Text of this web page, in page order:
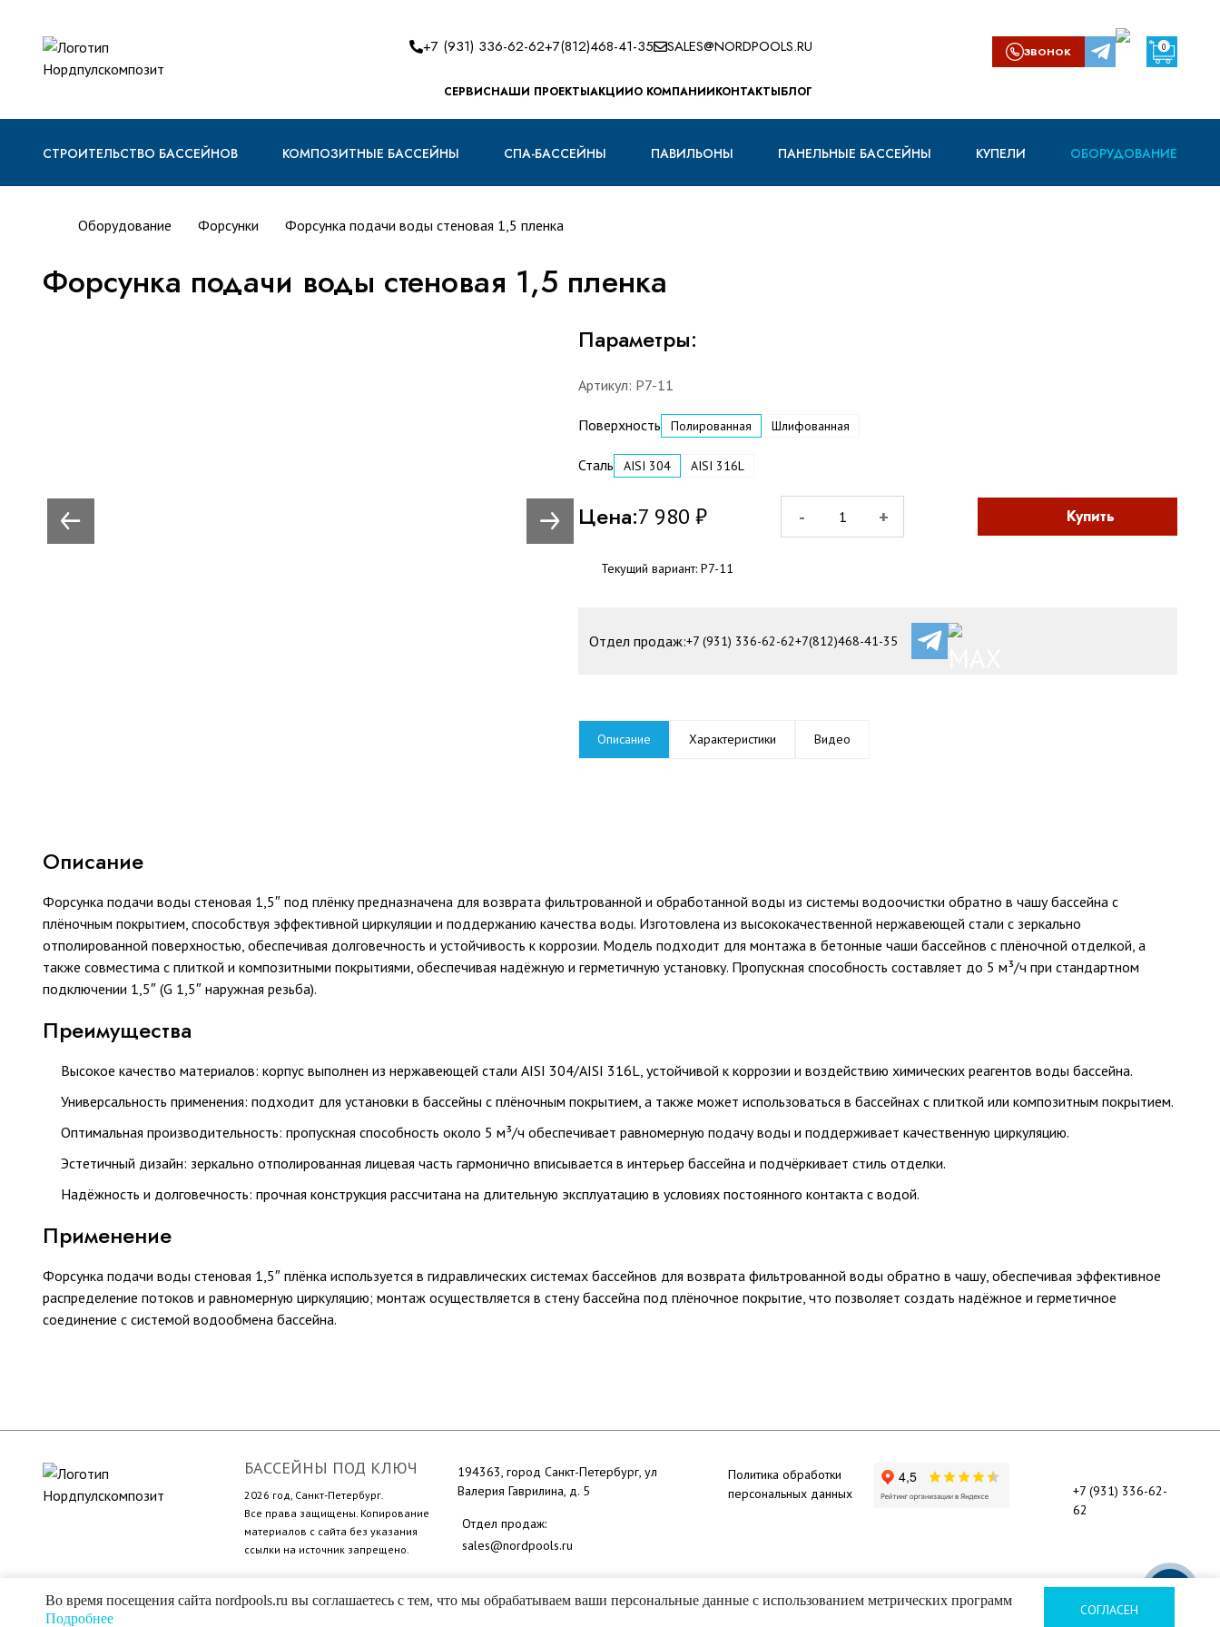
+7 (931) 336-62-62+7(812)468-41-35 SALES@NORDPOOLS.RU
CЕРВИСНАШИ ПРОЕКТЫАКЦИИО КОМПАНИИКОНТАКТЫБЛОГ
ЗВОНОК 0
СТРОИТЕЛЬСТВО БАССЕЙНОВ КОМПОЗИТНЫЕ БАССЕЙНЫ СПА-БАССЕЙНЫ ПАВИЛЬОНЫ ПАНЕЛЬНЫЕ БАССЕЙНЫ КУПЕЛИ ОБОРУДОВАНИЕ
Оборудование Форсунки Форсунка подачи воды стеновая 1,5 пленка
Форсунка подачи воды стеновая 1,5 пленка
Параметры:
Артикул: Р7-11
Поверхность Полированная Шлифованная
Сталь AISI 304 AISI 316L
Цена:7 980 ₽ - + Купить
Текущий вариант: Р7-11
Отдел продаж:+7 (931) 336-62-62+7(812)468-41-35
Описание Характеристики Видео
Описание
Форсунка подачи воды стеновая 1,5″ под плёнку предназначена для возврата фильтрованной и обработанной воды из системы водоочистки обратно в чашу бассейна с
плёночным покрытием, способствуя эффективной циркуляции и поддержанию качества воды. Изготовлена из высококачественной нержавеющей стали с зеркально
отполированной поверхностью, обеспечивая долговечность и устойчивость к коррозии. Модель подходит для монтажа в бетонные чаши бассейнов с плёночной отделкой, а
также совместима с плиткой и композитными покрытиями, обеспечивая надёжную и герметичную установку. Пропускная способность составляет до 5 м³/ч при стандартном
подключении 1,5″ (G 1,5″ наружная резьба).
Преимущества
Высокое качество материалов: корпус выполнен из нержавеющей стали AISI 304/AISI 316L, устойчивой к коррозии и воздействию химических реагентов воды бассейна.
Универсальность применения: подходит для установки в бассейны с плёночным покрытием, а также может использоваться в бассейнах с плиткой или композитным покрытием.
Оптимальная производительность: пропускная способность около 5 м³/ч обеспечивает равномерную подачу воды и поддерживает качественную циркуляцию.
Эстетичный дизайн: зеркально отполированная лицевая часть гармонично вписывается в интерьер бассейна и подчёркивает стиль отделки.
Надёжность и долговечность: прочная конструкция рассчитана на длительную эксплуатацию в условиях постоянного контакта с водой.
Применение
Форсунка подачи воды стеновая 1,5″ плёнка используется в гидравлических системах бассейнов для возврата фильтрованной воды обратно в чашу, обеспечивая эффективное
распределение потоков и равномерную циркуляцию; монтаж осуществляется в стену бассейна под плёночное покрытие, что позволяет создать надёжное и герметичное
соединение с системой водообмена бассейна.
БАССЕЙНЫ ПОД КЛЮЧ
2026 год, Санкт-Петербург.
Все права защищены. Копирование
материалов с сайта без указания
ссылки на источник запрещено.
194363, город Санкт-Петербург, ул
Валерия Гаврилина, д. 5
Отдел продаж:
sales@nordpools.ru
Политика обработки
персональных данных
+7 (931) 336-62-
62
Во время посещения сайта nordpools.ru вы соглашаетесь с тем, что мы обрабатываем ваши персональные данные с использованием метрических программ
Подробнее
СОГЛАСЕН